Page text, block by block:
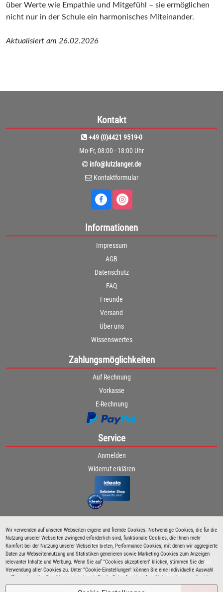
Wir verwenden auf unseren Webseiten eigene und fremde Cookies: Notwendige Cookies, die für die
Nutzung unserer Webseiten zwingend erforderlich sind, funktionale Cookies, die Ihnen mehr
Komfort bei der Nutzung unserer Webseiten bieten, Performance Cookies, mit denen wir aggregierte
Daten zur Webseitennutzung und Statistiken generieren sowie Marketing Cookies zum Anzeigen
relevanter Inhalte und Werbung. Wenn Sie auf "Cookies akzeptieren" klicken, stimmen Sie der
Verwendung aller Cookies zu. Unter "Cookie-Einstellungen" können Sie eine individuelle Auswahl
treffen und erteilte Einwilligungen jederzeit für die Zukunft widerrufen. Siehe auch unsere Cookie
Richtlinie.
über Werte wie Empathie und Mitgefühl – sie ermöglichen
nicht nur in der Schule ein harmonisches Miteinander.
Aktualisiert am 26.02.2026
Kontakt
+49 (0)4421 9519-0
Mo-Fr, 08:00 - 18:00 Uhr
info@lutzlanger.de
Kontaktformular
Informationen
Impressum
AGB
Datenschutz
FAQ
Freunde
Versand
Über uns
Wissenswertes
Zahlungsmöglichkeiten
Auf Rechnung
Vorkasse
E-Rechnung
Service
Anmelden
Widerruf erklären
Newsletter
Bleiben Sie immer über spezielle Aktionen sowie Produktneuheiten informiert und
abonnieren Sie den kostenlosen Newsletter von Lutz Langer!